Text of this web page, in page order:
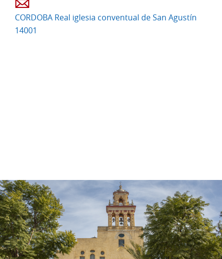
CORDOBA Real iglesia conventual de San Agustín
14001